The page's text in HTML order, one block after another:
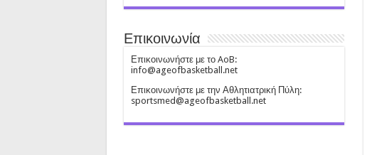
Επικοινωνία
Επικοινωνήστε με το AoB:
info@ageofbasketball.net
Επικοινωνήστε με την Αθλητιατρική Πύλη:
sportsmed@ageofbasketball.net